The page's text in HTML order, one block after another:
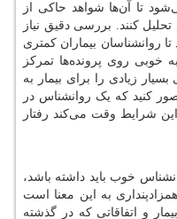
تا آن‌ها شواهد حاکی از
کنند. بررسی دقیق نیاز
روانشناسان بیماران کمتری
خوبی روی پرونده‌ها تمرکز
زیادی را برای بیمار به
کنید که یک روانشناس در
با این شرایط وقت می‌کند رفتار
خوب باید داشته باشد،
به این معنا است
و اتفاقاتی که در گذشته